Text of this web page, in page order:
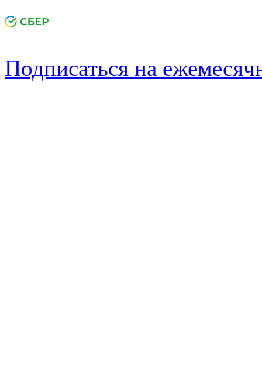
Подписаться на